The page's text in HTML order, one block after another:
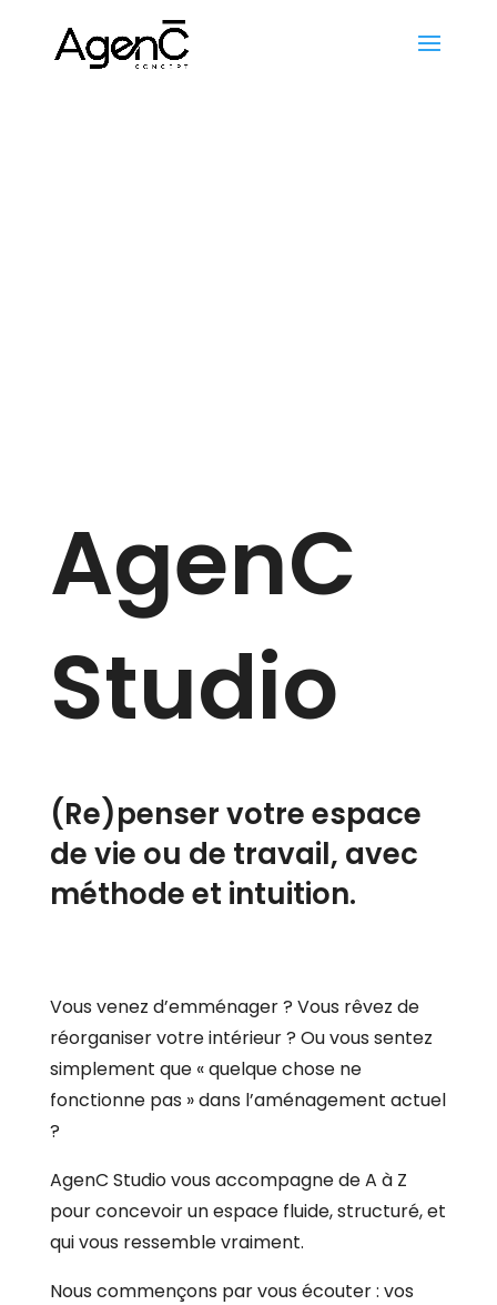
AgenC
Studio
(Re)penser votre espace
de vie ou de travail, avec
méthode et intuition.
Vous venez d’emménager ? Vous rêvez de
réorganiser votre intérieur ? Ou vous sentez
simplement que « quelque chose ne
fonctionne pas » dans l’aménagement actuel
?
AgenC Studio vous accompagne de A à Z
pour concevoir un espace fluide, structuré, et
qui vous ressemble vraiment.
Nous commençons par vous écouter : vos